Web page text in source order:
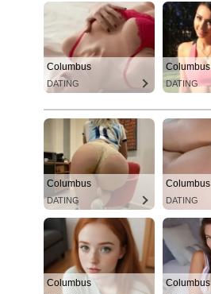
Columbus
DATING
Columbus
DATING
Columbus
DATING
Columbus
DATING
Columbus Columbus